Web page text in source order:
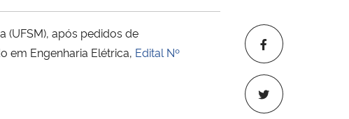
(UFSM), após pedidos de
em Engenharia Elétrica, Edital Nº